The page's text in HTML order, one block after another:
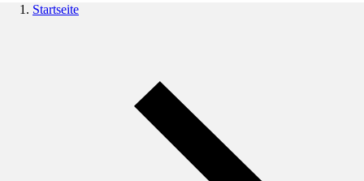
Startseite